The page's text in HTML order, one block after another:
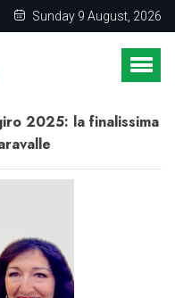
Sunday 9 August, 2026
2025: la finalissima